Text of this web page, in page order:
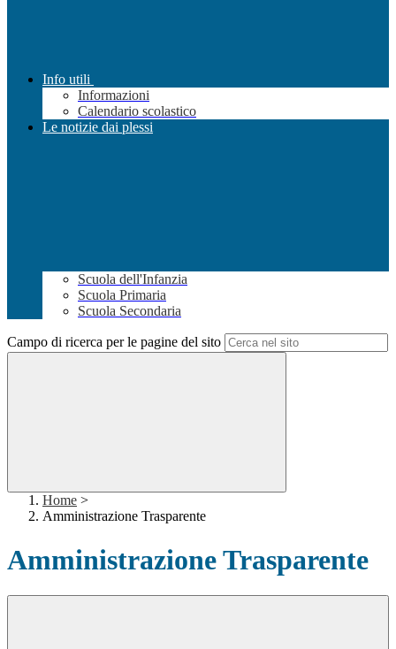
Info utili
Informazioni
Calendario scolastico
Le notizie dai plessi
Scuola dell'Infanzia
Scuola Primaria
Scuola Secondaria
Campo di ricerca per le pagine del sito
Home >
Amministrazione Trasparente
Amministrazione Trasparente